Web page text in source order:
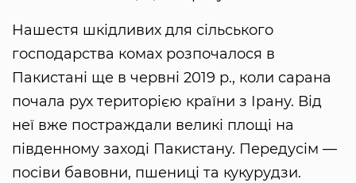
Нашестя шкідливих для сільського
господарства комах розпочалося в
Пакистані ще в червні 2019 р., коли сарана
почала рух територією країни з Ірану. Від
неї вже постраждали великі площі на
південному заході Пакистану. Передусім —
посіви бавовни, пшениці та кукурудзи.